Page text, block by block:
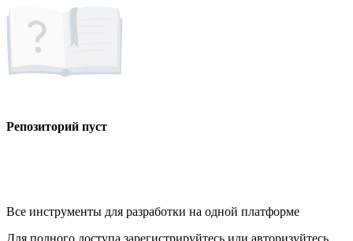
Репозиторий пуст
Все инструменты для разработки на одной платформе
Для полного доступа зарегистрируйтесь или авторизуйтесь